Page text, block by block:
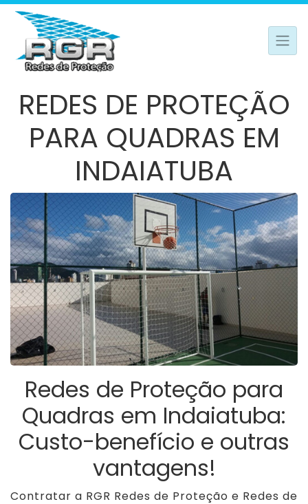
REDES DE PROTEÇÃO
PARA QUADRAS EM
INDAIATUBA
Redes de Proteção para
Quadras em Indaiatuba:
Custo-benefício e outras
vantagens!
Contratar a RGR Redes de Proteção e Redes de